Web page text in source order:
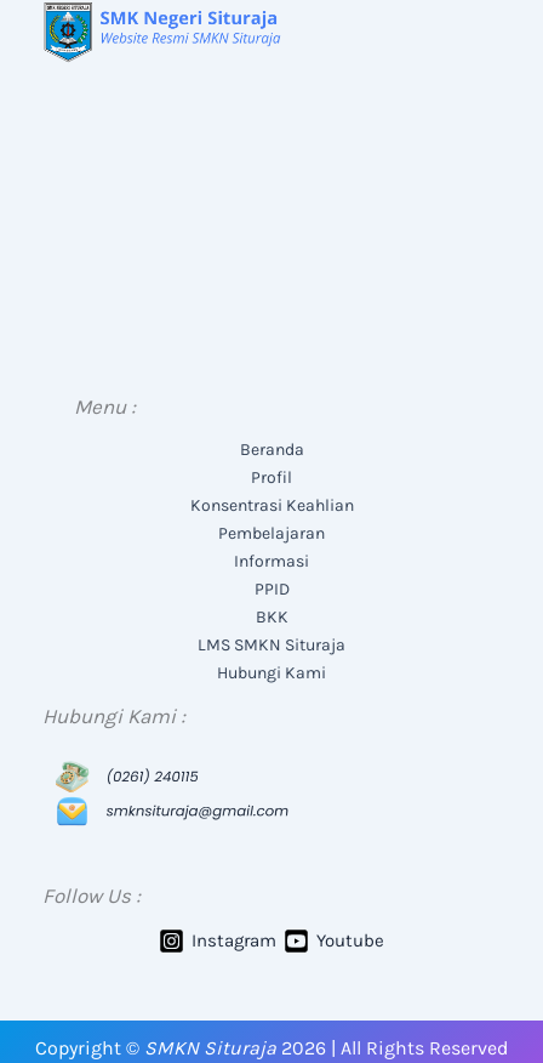
Menu :
Beranda
Profil
Konsentrasi Keahlian
Pembelajaran
Informasi
PPID
BKK
LMS SMKN Situraja
Hubungi Kami
Hubungi Kami :
Follow Us :
Instagram Youtube
Copyright © SMKN Situraja 2026 | All Rights Reserved